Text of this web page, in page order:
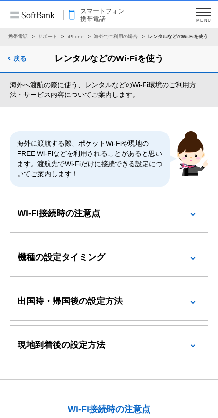
スマートフォン
携帯電話
MENU
・携帯電話 サポート iPhone 海外でご利用の場合 レンタルなどのWi-Fiを使う
戻る レンタルなどのWi-Fiを使う
海外へ渡航の際に使う、レンタルなどのWi-Fi環境のご利用方
法・サービス内容についてご案内します。
海外に渡航する際、ポケットWi-Fiや現地の
FREE Wi-Fiなどを利用されることがあると思い
ます。渡航先でWi-Fiだけに接続できる設定につ
いてご案内します！
Wi-Fi接続時の注意点
機種の設定タイミング
出国時・帰国後の設定方法
現地到着後の設定方法
Wi-Fi接続時の注意点